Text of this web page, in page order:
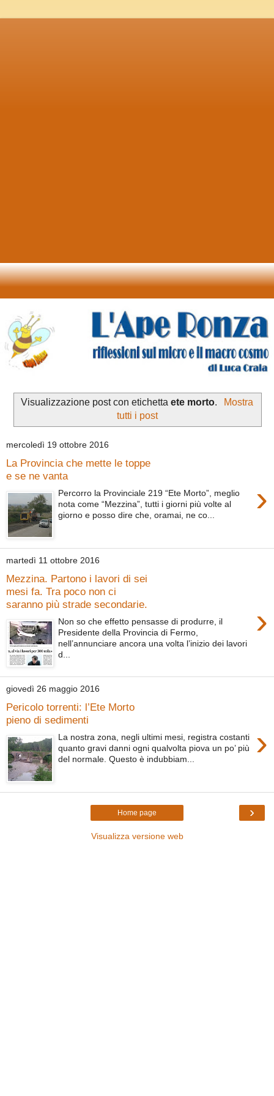
Visualizzazione post con etichettaete morto.
Mostra
tutti i post
mercoledì 19 ottobre 2016
La Provincia che mette le toppe
e se ne vanta
›
Percorro la Provinciale 219 “Ete Morto”, meglio
nota come “Mezzina”, tutti i giorni più volte al
giorno e posso dire che, oramai, ne co...
martedì 11 ottobre 2016
Mezzina. Partono i lavori di sei
mesi fa. Tra poco non ci
saranno più strade secondarie.
›
Non so che effetto pensasse di produrre, il
Presidente della Provincia di Fermo,
nell’annunciare ancora una volta l’inizio dei lavori
d...
giovedì 26 maggio 2016
Pericolo torrenti: l’Ete Morto
pieno di sedimenti
›
La nostra zona, negli ultimi mesi, registra costanti
quanto gravi danni ogni qualvolta piova un po’ più
del normale. Questo è indubbiam...
›
Home page
Visualizza versione web